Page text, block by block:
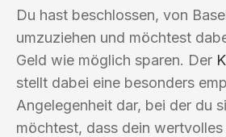
Du hast beschlossen, von
umzuziehen und möchtest
Geld wie möglich sparen. Der
stellt dabei eine besonders
Angelegenheit dar, bei der du
möchtest, dass dein